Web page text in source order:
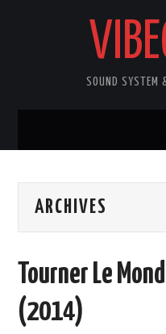
SOUND SYSTEM
NEWS
OUTTA10
ARCHIVES
Tourner Le
(2014)